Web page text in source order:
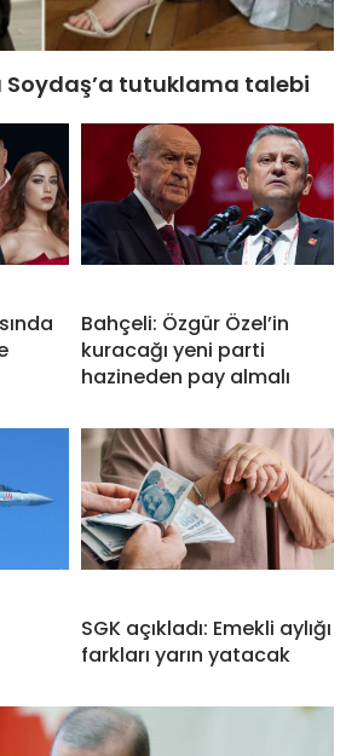
Soydaş’a tutuklama talebi
Bahçeli: Özgür Özel’in
kuracağı yeni parti
hazineden pay almalı
SGK açıkladı: Emekli aylığı
farkları yarın yatacak